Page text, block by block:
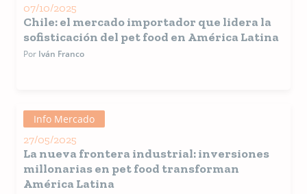
07/10/2025
Chile: el mercado importador que lidera la
sofisticación del pet food en América Latina
Por Iván Franco
Info Mercado
27/05/2025
La nueva frontera industrial: inversiones
millonarias en pet food transforman
América Latina